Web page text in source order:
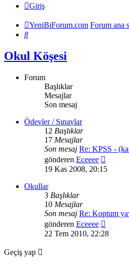
Giriş
YeniBiForum.com Forum ana
Ara
Okul Köşesi
Forum
Başlıklar
Mesajlar
Son mesaj
Ödevler / Sınavlar
12 Başlıklar
17 Mesajlar
Son mesaj Re: KPSS -
gönderen Eceeee
mesajı
19 Kas 2008, 20:15
Okullar
3 Başlıklar
10 Mesajlar
Son mesaj Re: Koptum
gönderen Eceeee
mesajı
22 Tem 2010, 22:28
Geçiş yap